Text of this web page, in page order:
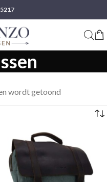
wordt getoond